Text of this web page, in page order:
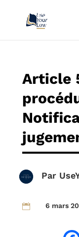
Article
Par
 6 mars